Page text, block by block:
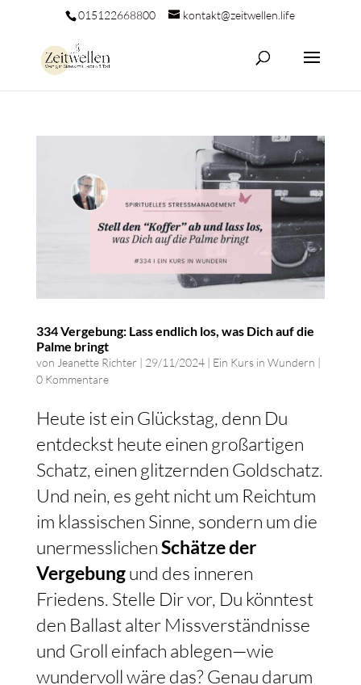
015122668800 kontakt@zeitwellen.life
334 Vergebung: Lass endlich los, was Dich auf die
Palme bringt
von Jeanette Richter | 29/11/2024| Ein Kurs in Wundern |
0 Kommentare
Heute ist ein Glückstag, denn Du
entdeckst heute einen großartigen
Schatz, einen glitzernden Goldschatz.
Und nein, es geht nicht um Reichtum
im klassischen Sinne, sondern um die
unermesslichenSchätze der
Vergebungund des inneren
Friedens. Stelle Dir vor, Du könntest
den Ballast alter Missverständnisse
und Groll einfach ablegen—wie
wundervoll wäre das? Genau darum